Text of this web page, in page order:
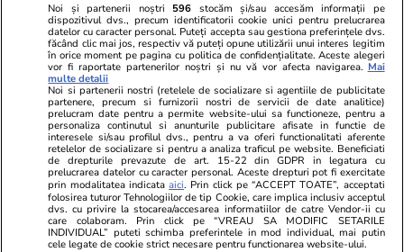
Știri România 07:00
Loto 6/49 din 2 august 2026. Report de peste
9 milioane de euro la 6/49, categoria I
Noi și partenerii noștri 596 stocăm și/sau accesăm informații pe
dispozitivul dvs., precum identificatorii cookie unici pentru prelucrarea
datelor cu caracter personal. Puteți accepta sau gestiona preferințele dvs.
făcând clic mai jos, respectiv vă puteți opune utilizării unui interes legitim
în orice moment pe pagina cu politica de confidențialitate. Aceste alegeri
vor fi raportate partenerilor noștri și nu vă vor afecta navigarea. Mai
multe detalii
Noi si partenerii nostri (retelele de socializare si agentiile de publicitate
partenere, precum si furnizorii nostri de servicii de date analitice)
prelucram date pentru a permite website-ului sa functioneze, pentru a
personaliza continutul si anunturile publicitare afisate in functie de
interesele si/sau profilul dvs., pentru a va oferi functionalitati aferente
retelelor de socializare si pentru a analiza traficul pe website. Beneficiati
de drepturile prevazute de art. 15-22 din GDPR in legatura cu
prelucrarea datelor cu caracter personal. Aceste drepturi pot fi exercitate
prin modalitatea indicataaici. Prin click pe “ACCEPT TOATE”, acceptati
folosirea tuturor Tehnologiilor de tip Cookie, care implica inclusiv acceptul
dvs. cu privire la stocarea/accesarea informatiilor de catre Vendor-ii cu
care colaboram. Prin click pe “VREAU SA MODIFIC SETARILE
INDIVIDUAL” puteti schimba preferintele in mod individual, mai putin
cele legate de cookie strict necesare pentru functionarea website-ului.